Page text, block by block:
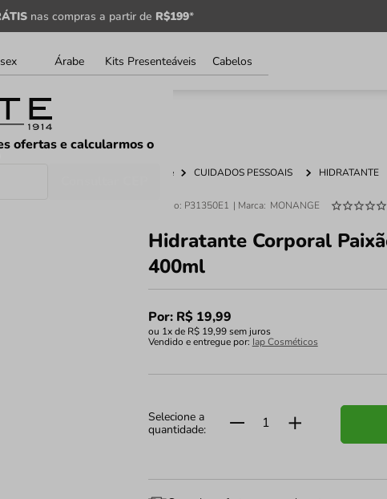
nas compras a partir de R$199*
ofertas e calcularmos o
Árabe Kits Presenteáveis Cabelos
Home CUIDADOS PESSOAIS HIDRATANTE
Código: P31350E1 MONANGE
Hidratante Corporal
400ml
Por: R$ 19,99
ou 1x de R$ 19,99sem juros
Vendido e entregue por: Iap Cosméticos